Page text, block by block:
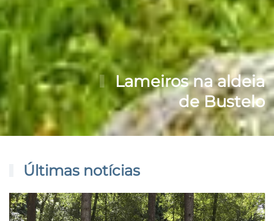
Lameiros na aldeia
de Bustelo
Últimas notícias